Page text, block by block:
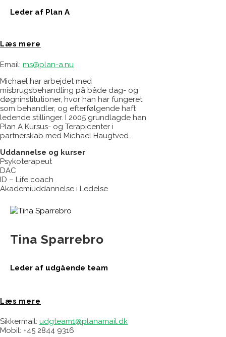
Leder af Plan A
Læs mere
Email: ms@plan-a.nu
Michael har arbejdet med
misbrugsbehandling på både dag- og
døgninstitutioner, hvor han har fungeret
som behandler, og efterfølgende haft
ledende stillinger. I 2005 grundlagde han
Plan A Kursus- og Terapicenter i
partnerskab med Michael Haugtved.
Uddannelse og kurser
Psykoterapeut
DAC
ID – Life coach
Akademiuddannelse i Ledelse
Tina Sparrebro
Leder af udgående team
Læs mere
Sikkermail: udgteam1@planamail.dk
Mobil: +45 2844 9316